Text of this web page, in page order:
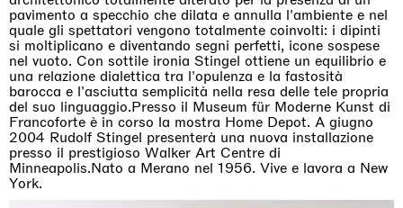
pavimento a specchio che dilata e annulla l'ambiente e nel
quale gli spettatori vengono totalmente coinvolti: i dipinti
si moltiplicano e diventando segni perfetti, icone sospese
nel vuoto. Con sottile ironia Stingel ottiene un equilibrio e
una relazione dialettica tra l'opulenza e la fastosità
barocca e l'asciutta semplicità nella resa delle tele propria
del suo linguaggio.Presso il Museum für Moderne Kunst di
Francoforte è in corso la mostra Home Depot. A giugno
2004 Rudolf Stingel presenterà una nuova installazione
presso il prestigioso Walker Art Centre di
Minneapolis.Nato a Merano nel 1956. Vive e lavora a New
York.